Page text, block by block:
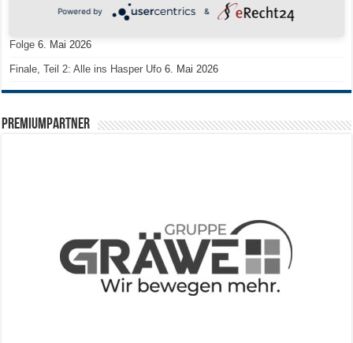
Zum Heimabschluss ein Ausrufezeichen 9. Mai 2026
Folge 6. Mai 2026
Finale, Teil 2: Alle ins Hasper Ufo 6. Mai 2026
PREMIUMPARTNER
Powered by &